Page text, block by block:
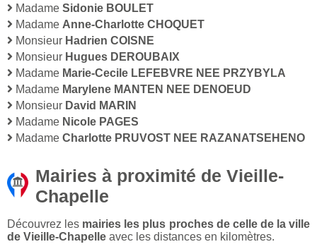
Madame Sidonie BOULET
Madame Anne-Charlotte CHOQUET
Monsieur Hadrien COISNE
Monsieur Hugues DEROUBAIX
Madame Marie-Cecile LEFEBVRE NEE PRZYBYLA
Madame Marylene MANTEN NEE DENOEUD
Monsieur David MARIN
Madame Nicole PAGES
Madame Charlotte PRUVOST NEE RAZANATSEHENO
Mairies à proximité de Vieille-
Chapelle
Découvrez les mairies les plus proches de celle de la ville
de Vieille-Chapelle avec les distances en kilomètres.